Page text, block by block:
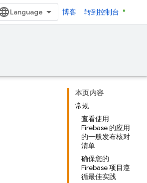
博客 转到控制台
本页内容
常规
查看使用
Firebase 的应用
的一般发布核对
清单
确保您的
Firebase 项目遵
循最佳实践